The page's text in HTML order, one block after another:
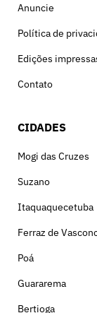
Anuncie
Política de
Edições
Contato
CIDADES
Mogi das Cruzes
Suzano
Itaquaquecetuba
Ferraz de
Poá
Guararema
Bertioga